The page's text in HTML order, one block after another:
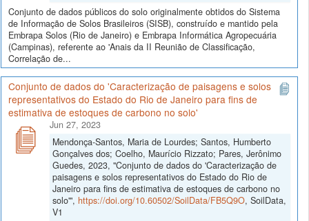
Conjunto de dados públicos do solo originalmente obtidos do Sistema
de Informação de Solos Brasileiros (SISB), construído e mantido pela
Embrapa Solos (Rio de Janeiro) e Embrapa Informática Agropecuária
(Campinas), referente ao 'Anais da II Reunião de Classificação,
Correlação de...
Conjunto de dados do 'Caracterização de paisagens e solos
representativos do Estado do Rio de Janeiro para fins de
estimativa de estoques de carbono no solo'
Jun 27, 2023
Mendonça-Santos, Maria de Lourdes; Santos, Humberto
Gonçalves dos; Coelho, Maurício Rizzato; Pares, Jerônimo
Guedes, 2023, "Conjunto de dados do 'Caracterização de
paisagens e solos representativos do Estado do Rio de
Janeiro para fins de estimativa de estoques de carbono no
solo'", https://doi.org/10.60502/SoilData/FB5Q9O, SoilData,
V1